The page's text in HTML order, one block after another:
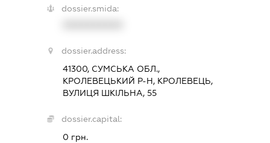
dossier.smida:
dossier.address:
41300, СУМСЬКА ОБЛ.,
КРОЛЕВЕЦЬКИЙ Р-Н, КРОЛЕВЕЦЬ,
ВУЛИЦЯ ШКІЛЬНА, 55
dossier.capital:
0 грн.